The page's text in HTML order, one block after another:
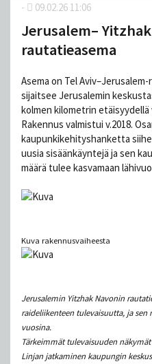
- 09.02.26 11:06
Jerusalem–
rautatieasema
Asema on Tel
sijaitsee Jerusalemin
kolmen kilometrin
Rakennus valmistui v.2018.
kaupunkikehityshanketta
uusia sisäänkäyntejä ja sen
määrä tulee kasvamaan
Kuva rakennusvaiheesta
Jerusalemin Yitzhak Navonin
raideliikenteen tulevaisuutta, ja
vuosina.
Tärkeimmät tulevaisuuden
Linjan jatkaminen kaupungin